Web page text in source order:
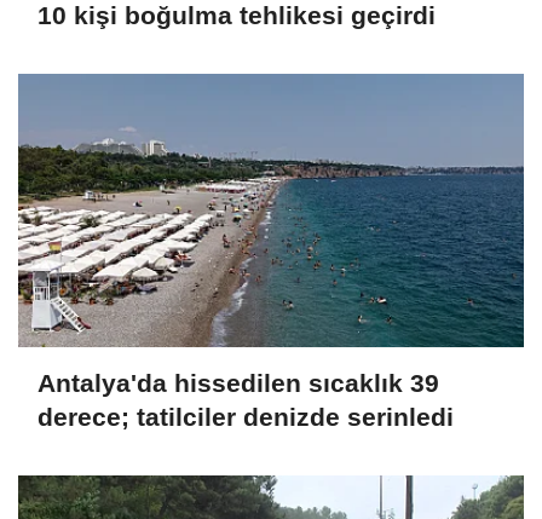
10 kişi boğulma tehlikesi geçirdi
Antalya'da hissedilen sıcaklık 39
derece; tatilciler denizde serinledi